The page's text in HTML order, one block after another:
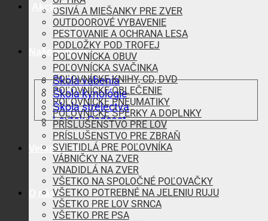
Akcie
Naše aktivity
Škola vábenia
Škola kynológie
Škola strelectva
Lovtek Podcast
Veľkoobchod
O nás
OSIVÁ A MIEŠANKY PRE ZVER
OUTDOOROVÉ VYBAVENIE
PESTOVANIE A OCHRANA LESA
PODLOŽKY POD TROFEJ
POĽOVNÍCKA OBUV
POĽOVNÍCKA SVAČINKA
POĽOVNÍCKE KNIHY, CD, DVD
POĽOVNÍCKE OBLEČENIE
POĽOVNÍCKE PNEUMATIKY
POĽOVNÍCKE ŠPERKY A DOPLNKY
PRÍSLUŠENSTVO PRE LOV
PRÍSLUŠENSTVO PRE ZBRAŇ
SVIETIDLÁ PRE POĽOVNÍKA
VÁBNIČKY NA ZVER
VNADIDLÁ NA ZVER
VŠETKO NA SPOLOČNÉ POĽOVAČKY
VŠETKO POTREBNÉ NA JELENIU RUJU
VŠETKO PRE LOV SRNCA
VŠETKO PRE PSA